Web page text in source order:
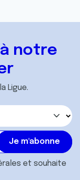
de leurs
notre
Ligue.
et souhaite